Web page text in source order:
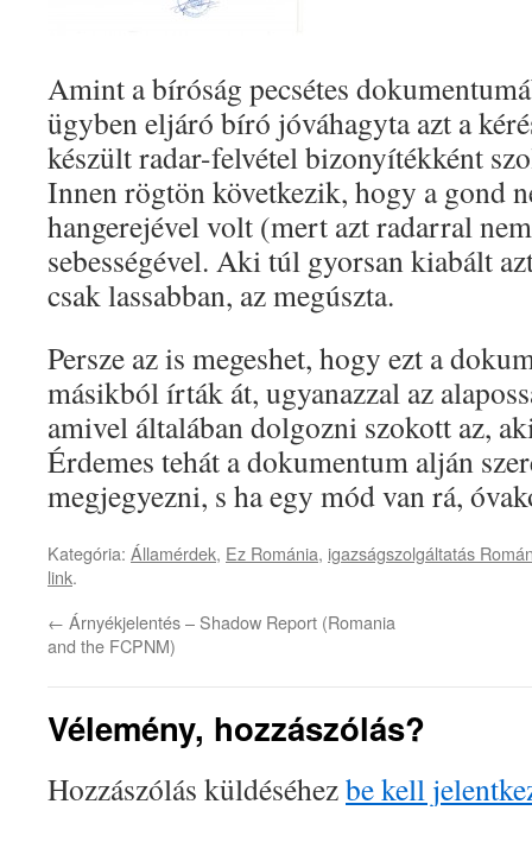
Amint a bíróság pecsétes
ügyben eljáró bíró jóváhagyta azt a
készült radar-felvétel bizonyítékként
Innen rögtön következik, hogy a gond
hangerejével volt (mert azt radarral
sebességével. Aki túl gyorsan kiabált
csak lassabban, az megúszta.
Persze az is megeshet, hogy ezt a
másikból írták át, ugyanazzal az
amivel általában dolgozni szokott az,
Érdemes tehát a dokumentum alján
megjegyezni, s ha egy mód van rá,
Kategória: Államérdek, Ez Románia, igazságszolgáltatás
link.
← Árnyékjelentés – Shadow Report (Romania
and the FCPNM)
Vélemény, hozzászólás?
Hozzászólás küldéséhezbe kell